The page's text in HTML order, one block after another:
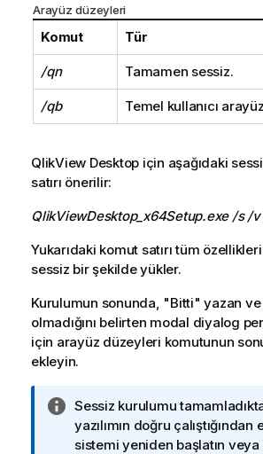
Arayüz düzeyleri
Komut Tür
/qn Tamamen sessiz.
/qb Temel kullanıcı
QlikView Desktop için aşağıdaki
satırı önerilir:
QlikViewDesktop_x64Setup.exe /s /
Yukarıdaki komut satırı tüm
sessiz bir şekilde yükler.
Kurulumun sonunda, "Bitti" yazan ve
olmadığını belirten modal diyalog
için arayüz düzeyleri komutunun
ekleyin.
B
i
l
Sessiz kurulumu
yazılımın doğru
sistemi yeniden başlatın